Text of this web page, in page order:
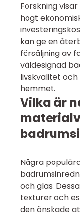
Forskning
högt
kan ge en
försäljning av
väldesignad
livskvalitet
hemmet.
Vilka är
Några
och glas.
texturer och
den önskade